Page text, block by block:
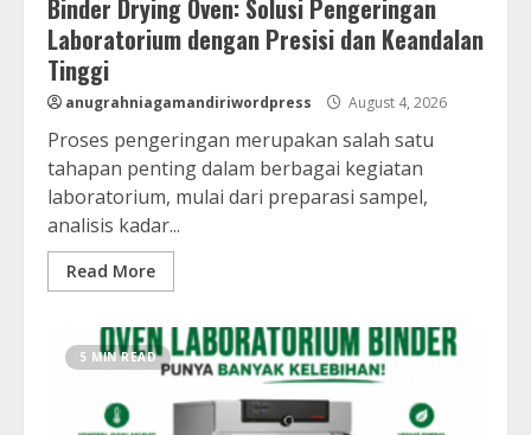
Binder Drying Oven: Solusi Pengeringan
Laboratorium dengan Presisi dan Keandalan
Tinggi
anugrahniagamandiriwordpress August 4, 2026
Proses pengeringan merupakan salah satu
tahapan penting dalam berbagai kegiatan
laboratorium, mulai dari preparasi sampel,
analisis kadar...
Read More
5 MIN READ